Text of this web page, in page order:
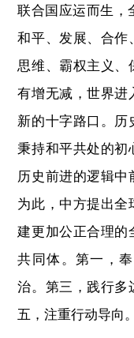
联合国应运而生，
和平、发展、合作
思维、霸权主义、
有增无减，世界进
新的十字路口。历
秉持和平共处的初
历史前进的逻辑中
为此，中方提出全
建更加公正合理的
共同体。第一，
治。第三，践行多
五，注重行动导向。